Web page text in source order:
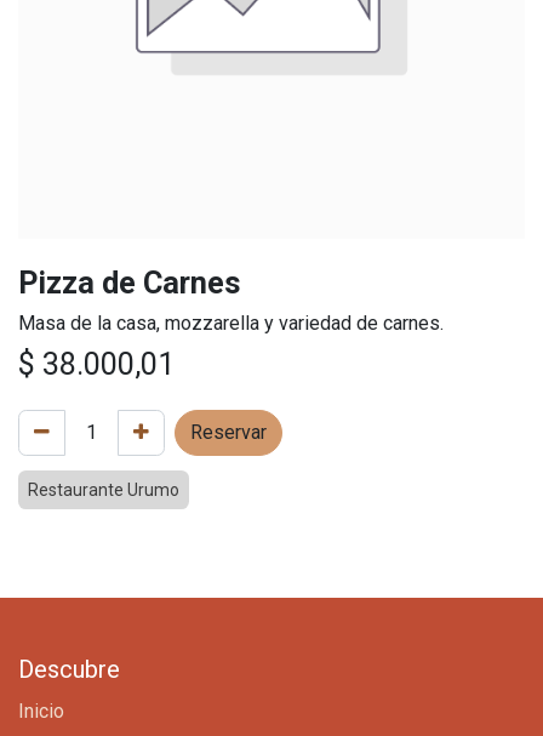
Pizza de Carnes
Masa de la casa, mozzarella y variedad de carnes.
$ 38.000,01
Reservar
Restaurante Urumo
Descubre
Inicio